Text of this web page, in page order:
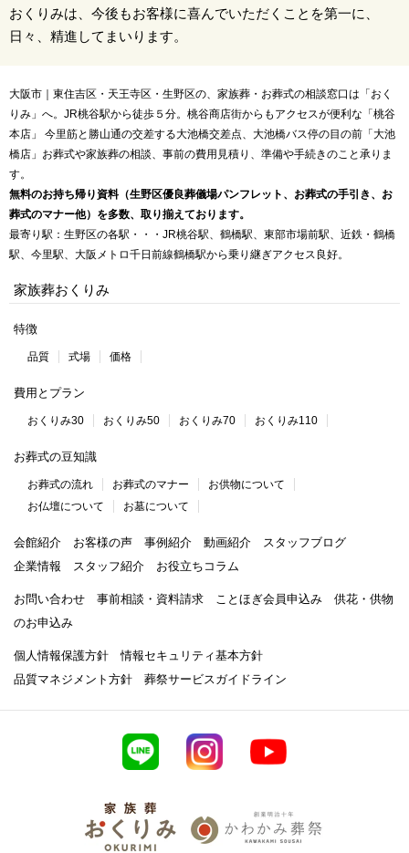
おくりみは、今後もお客様に喜んでいただくことを第一に、
日々、精進してまいります。
大阪市｜東住吉区・天王寺区・生野区の、家族葬・お葬式の相談窓口は「おく
りみ」へ。JR桃谷駅から徒歩５分。桃谷商店街からもアクセスが便利な「桃谷
本店」 今里筋と勝山通の交差する大池橋交差点、大池橋バス停の目の前「大池
橋店」お葬式や家族葬の相談、事前の費用見積り、準備や手続きのこと承りま
す。
無料のお持ち帰り資料（生野区優良葬儀場パンフレット、お葬式の手引き、お
葬式のマナー他）を多数、取り揃えております。
最寄り駅：生野区の各駅・・・JR桃谷駅、鶴橋駅、東部市場前駅、近鉄・鶴橋
駅、今里駅、大阪メトロ千日前線鶴橋駅から乗り継ぎアクセス良好。
家族葬おくりみ
特徴
品質 式場 価格
費用とプラン
おくりみ30 おくりみ50 おくりみ70 おくりみ110
お葬式の豆知識
お葬式の流れ お葬式のマナー
お供物について
お仏壇について
お墓について
会館紹介 お客様の声 事例紹介 動画紹介
スタッフブログ
企業情報
スタッフ紹介 お役立ちコラム
お問い合わせ 事前相談・資料請求 ことほぎ会員申込み
供花・供物
のお申込み
個人情報保護方針
情報セキュリティ基本方針
品質マネジメント方針
葬祭サービスガイドライン